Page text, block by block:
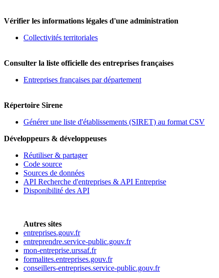
Vérifier les informations légales d'une administration
Collectivités territoriales
Consulter la liste officielle des entreprises françaises
Entreprises françaises par département
Répertoire Sirene
Générer une liste d'établissements (SIRET) au format CSV
Développeurs & développeuses
Réutiliser & partager
Code source
Sources de données
API Recherche d'entreprises & API Entreprise
Disponibilité des API
Autres sites
entreprises.gouv.fr
entreprendre.service-public.gouv.fr
mon-entreprise.urssaf.fr
formalites.entreprises.gouv.fr
conseillers-entreprises.service-public.gouv.fr